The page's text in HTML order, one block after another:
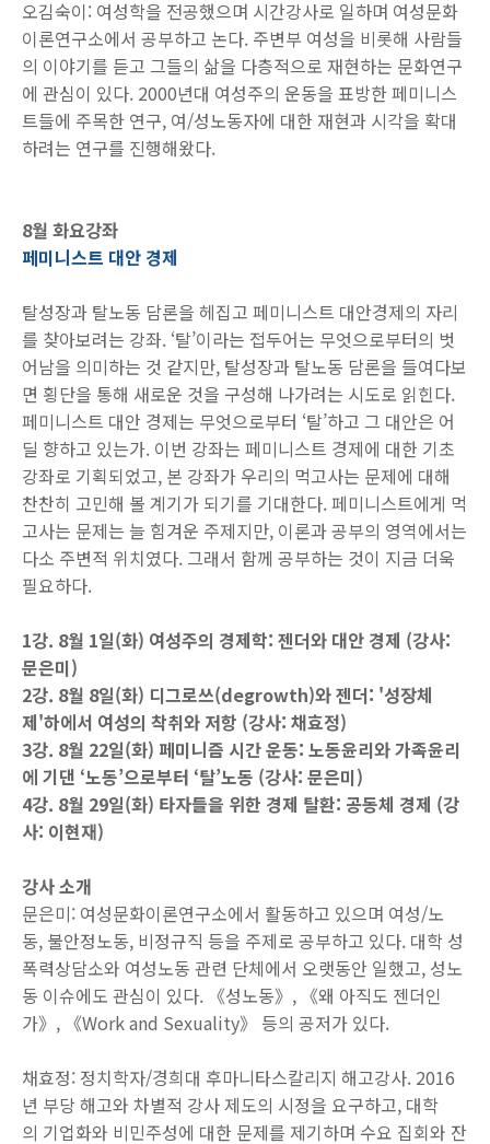
오김숙이: 여성학을 전공했으며 시간강사로 일하며 여성문화
이론연구소에서 공부하고 논다. 주변부 여성을 비롯해 사람들
의 이야기를 듣고 그들의 삶을 다층적으로 재현하는 문화연구
에 관심이 있다. 2000년대 여성주의 운동을 표방한 페미니스
트들에 주목한 연구, 여/성노동자에 대한 재현과 시각을 확대
하려는 연구를 진행해왔다.
8월 화요강좌
페미니스트 대안 경제
탈성장과 탈노동 담론을 헤집고 페미니스트 대안경제의 자리
를 찾아보려는 강좌. ‘탈’이라는 접두어는 무엇으로부터의 벗
어남을 의미하는 것 같지만, 탈성장과 탈노동 담론을 들여다보
면 횡단을 통해 새로운 것을 구성해 나가려는 시도로 읽힌다.
페미니스트 대안 경제는 무엇으로부터 ‘탈’하고 그 대안은 어
딜 향하고 있는가. 이번 강좌는 페미니스트 경제에 대한 기초
강좌로 기획되었고, 본 강좌가 우리의 먹고사는 문제에 대해
찬찬히 고민해 볼 계기가 되기를 기대한다.페미니스트에게 먹
고사는 문제는 늘 힘겨운 주제지만, 이론과 공부의 영역에서는
다소 주변적 위치였다. 그래서 함께 공부하는 것이 지금 더욱
필요하다.
1강. 8월 1일(화) 여성주의 경제학: 젠더와 대안 경제 (강사:
문은미)
2강. 8월 8일(화) 디그로쓰(degrowth)와 젠더: '성장체
제'하에서 여성의 착취와 저항 (강사: 채효정)
3강. 8월 22일(화) 페미니즘 시간 운동: 노동윤리와 가족윤리
에 기댄 ‘노동’으로부터 ‘탈’노동 (강사: 문은미)
4강. 8월 29일(화) 타자들을 위한 경제 탈환: 공동체 경제 (강
사: 이현재)
강사 소개
문은미: 여성문화이론연구소에서 활동하고 있으며 여성/노
동, 불안정노동, 비정규직 등을 주제로 공부하고 있다. 대학 성
폭력상담소와 여성노동 관련 단체에서 오랫동안 일했고, 성노
동 이슈에도 관심이 있다. 《성노동》, 《왜 아직도 젠더인
가》, 《Work and Sexuality》 등의 공저가 있다.
채효정: 정치학자/경희대 후마니타스칼리지 해고강사. 2016
년 부당 해고와 차별적 강사 제도의 시정을 요구하고, 대학
의 기업화와 비민주성에 대한 문제를 제기하며 수요 집회와 잔